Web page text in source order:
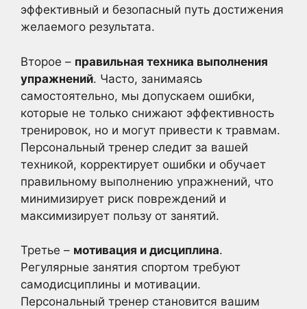
эффективный и безопасный путь достижения
желаемого результата.
Второе – правильная техника выполнения
упражнений. Часто, занимаясь
самостоятельно, мы допускаем ошибки,
которые не только снижают эффективность
тренировок, но и могут привести к травмам.
Персональный тренер следит за вашей
техникой, корректирует ошибки и обучает
правильному выполнению упражнений, что
минимизирует риск повреждений и
максимизирует пользу от занятий.
Третье – мотивация и дисциплина.
Регулярные занятия спортом требуют
самодисциплины и мотивации.
Персональный тренер становится вашим